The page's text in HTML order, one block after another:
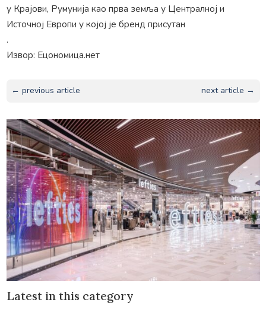
у Крајови, Румунија као прва земља у Централној и
Источној Европи у којој је бренд присутан
.
Извор: Ецономица.нет
← previous article next article →
Latest in this category